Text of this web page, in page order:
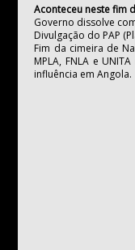
Aconteceu neste fim
Governo dissolve
Divulgação do PAP
Fim da cimeira de
MPLA, FNLA e
influência em Angola.